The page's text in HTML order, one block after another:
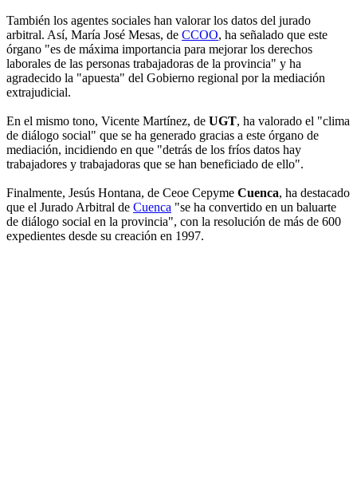
También los agentes sociales han valorar los datos del jurado
arbitral. Así, María José Mesas, de CCOO, ha señalado que este
órgano "es de máxima importancia para mejorar los derechos
laborales de las personas trabajadoras de la provincia" y ha
agradecido la "apuesta" del Gobierno regional por la mediación
extrajudicial.
En el mismo tono, Vicente Martínez, de UGT, ha valorado el "clima
de diálogo social" que se ha generado gracias a este órgano de
mediación, incidiendo en que "detrás de los fríos datos hay
trabajadores y trabajadoras que se han beneficiado de ello".
Finalmente, Jesús Hontana, de Ceoe Cepyme Cuenca, ha destacado
que el Jurado Arbitral de Cuenca "se ha convertido en un baluarte
de diálogo social en la provincia", con la resolución de más de 600
expedientes desde su creación en 1997.